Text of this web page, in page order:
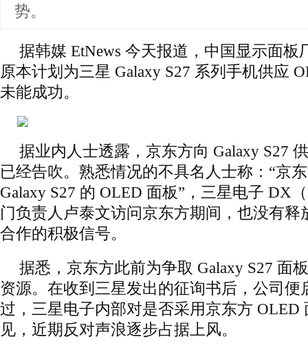
势。
据韩媒 EtNews 今天报道，中国显示面板
原本计划为三星 Galaxy S27 系列手机供应
未能成功。
据业内人士透露，京东方向 Galaxy S27
已经告吹。熟悉情况的不具名人士称：“京
Galaxy S27 的 OLED 面板”，三星电子 DX
门负责人卢泰文访问京东方期间，也没有释
合作的积极信号。
据悉，京东方此前为争取 Galaxy S27 面
资源。在收到三星发出的征询书后，公司便
过，三星电子内部对是否采用京东方 OLED
见，近期反对声浪逐步占据上风。